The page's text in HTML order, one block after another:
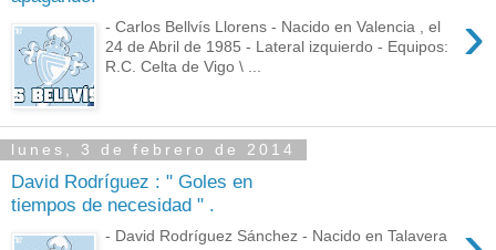
›
- Carlos Bellvís Llorens - Nacido en Valencia , el
24 de Abril de 1985 - Lateral izquierdo - Equipos:
R.C. Celta de Vigo \ ...
lunes, 3 de febrero de 2014
David Rodríguez : " Goles en
tiempos de necesidad " .
- David Rodríguez Sánchez - Nacido en Talavera